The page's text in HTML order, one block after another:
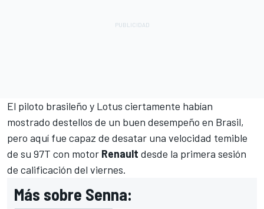
El piloto brasileño y Lotus ciertamente habían
mostrado destellos de un buen desempeño en Brasil,
pero aquí fue capaz de desatar una velocidad temible
de su 97T con motor Renault desde la primera sesión
de calificación del viernes.
Más sobre Senna: